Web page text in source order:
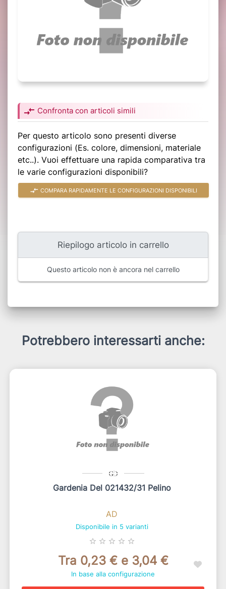
compare_arrows Confronta con articoli simili
Per questo articolo sono presenti diverse
configurazioni (Es. colore, dimensioni, materiale
etc..). Vuoi effettuare una rapida comparativa tra
le varie configurazioni disponibili?
compare_arrows COMPARA RAPIDAMENTE LE CONFIGURAZIONI DISPONIBILI
Riepilogo articolo in carrello
Questo articolo non è ancora nel carrello
Potrebbero interessarti anche:
Gardenia Del 021432/31 Pelino
AD
Disponibile in 5 varianti
star_border star_border star_border star_border star_border
Tra 0,23 € e 3,04 €
In base alla configurazione